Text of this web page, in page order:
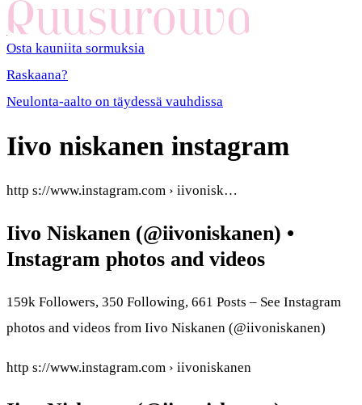
Osta kauniita sormuksia
Raskaana?
Neulonta-aalto on täydessä vauhdissa
Iivo niskanen instagram
http s://www.instagram.com › iivonisk…
Iivo Niskanen (@iivoniskanen) •
Instagram photos and videos
159k Followers, 350 Following, 661 Posts – See Instagram
photos and videos from Iivo Niskanen (@iivoniskanen)
http s://www.instagram.com › iivoniskanen